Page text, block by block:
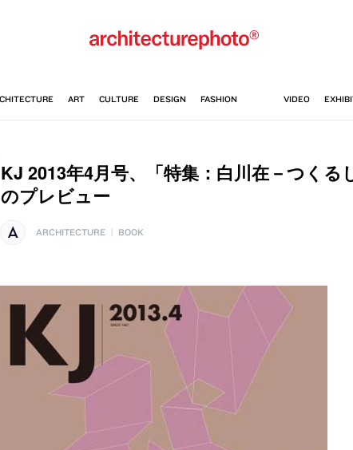
KJ 2013年4月号、「特集：白川在－つくる
のプレビュー
ARCHITECTURE BOOK